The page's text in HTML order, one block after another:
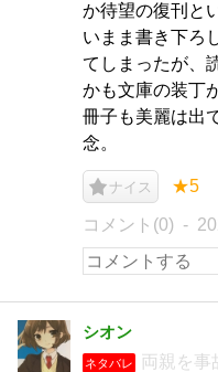
か待望の復刊と
いまま書き下ろ
てしまったが、
かも文庫の装丁
冊子も美麗は出
念。
ナイス ★5
コメント(0)
シオン
ネタバレ
両親を事